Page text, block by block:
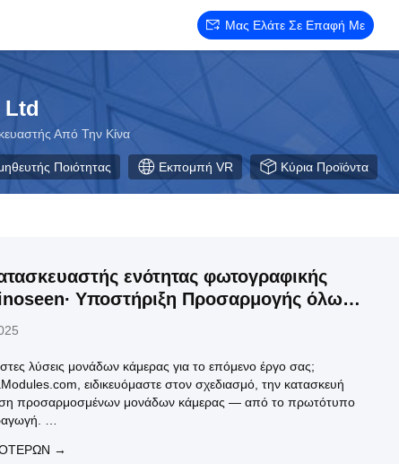
Μας Ελάτε Σε Επαφή Με
Ltd
Από Την Κίνα
Ποιότητας Εκπομπή VR Κύρια Προϊόντα
ενότητας φωτογραφικής
Υποστήριξη Προσαρμογής όλων
φωτογραφικής μηχανής
λύσεις μονάδων κάμερας για το επόμενο έργο σας;
ειδικευόμαστε στον σχεδιασμό, την κατασκευή
προσαρμοσμένων μονάδων κάμερας — από το πρωτότυπο
CMOS, USB, MIPI, DVP
→